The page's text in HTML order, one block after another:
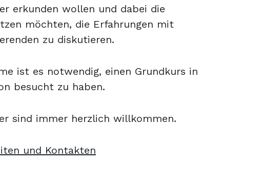
erkunden wollen und dabei die
möchten, die Erfahrungen mit
zu diskutieren.
ist es notwendig, einen Grundkurs in
besucht zu haben.
sind immer herzlich willkommen.
und Kontakten